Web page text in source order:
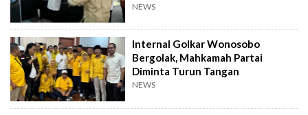
NEWS
Internal Golkar Wonosobo
Bergolak, Mahkamah Partai
Diminta Turun Tangan
NEWS